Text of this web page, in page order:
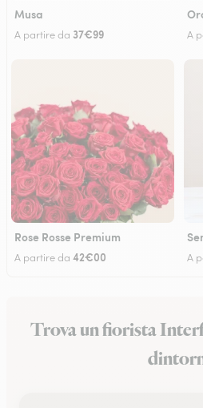
Musa
A partire da 37€99 A
Rose Rosse Premium
A partire da 42€00 A
Trova un fiorista